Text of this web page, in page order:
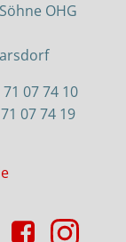
OHG
07 74 10
07 74 19